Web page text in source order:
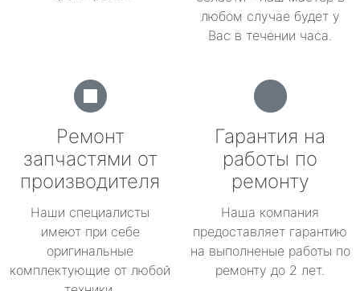
любом случае будет у
Вас в течении часа.
Ремонт
запчастями от
производителя
Наши специалисты
имеют при себе
оригинальные
комплектующие от любой
Гарантия на
работы по
ремонту
Наша компания
предоставляет гарантию
на выполненые работы по
ремонту до 2 лет.